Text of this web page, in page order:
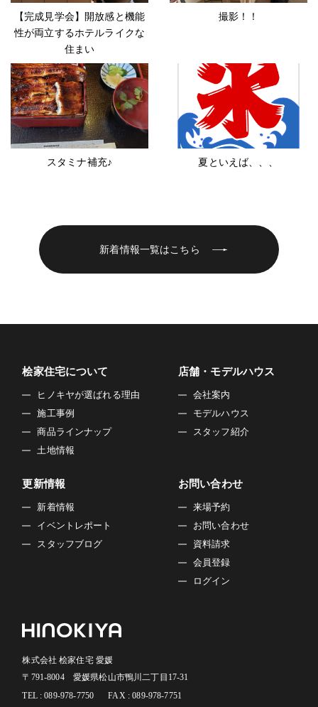
【完成見学会】開放感と機能
性が両立するホテルライクな
住まい
撮影！！
スタミナ補充♪ 夏といえば、、、
新着情報一覧はこちら
桧家住宅について
ヒノキヤが選ばれる理由
施工事例
商品ラインナップ
土地情報
店舗・モデルハウス
会社案内
モデルハウス
スタッフ紹介
更新情報
新着情報
イベントレポート
スタッフブログ
お問い合わせ
来場予約
お問い合わせ
資料請求
会員登録
ログイン
株式会社 桧家住宅 愛媛
〒791-8004 愛媛県松山市鴨川二丁目17-31
TEL : 089-978-7750
FAX : 089-978-7751